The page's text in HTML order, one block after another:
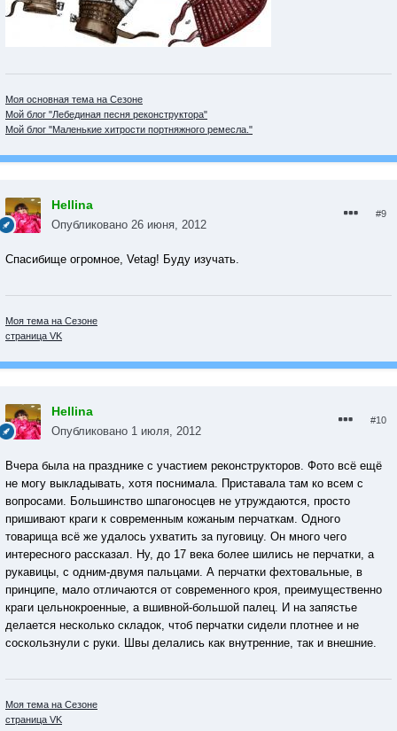
Моя основная тема на Сезоне
Мой блог "Лебединая песня реконструктора"
Мой блог "Маленькие хитрости портняжного ремесла."
Hellina
Опубликовано 26 июня, 2012
#9
Спасибище огромное, Vetag! Буду изучать.
Моя тема на Сезоне
страница VK
Hellina
Опубликовано 1 июля, 2012
#10
Вчера была на празднике с участием реконструкторов. Фото всё ещё
не могу выкладывать, хотя поснимала. Приставала там ко всем с
вопросами. Большинство шпагоносцев не утруждаются, просто
пришивают краги к современным кожаным перчаткам. Одного
товарища всё же удалось ухватить за пуговицу. Он много чего
интересного рассказал. Ну, до 17 века более шились не перчатки, а
рукавицы, с одним-двумя пальцами. А перчатки фехтовальные, в
принципе, мало отличаются от современного кроя, преимущественно
краги цельнокроенные, а вшивной-большой палец. И на запястье
делается несколько складок, чтоб перчатки сидели плотнее и не
соскользнули с руки. Швы делались как внутренние, так и внешние.
Моя тема на Сезоне
страница VK